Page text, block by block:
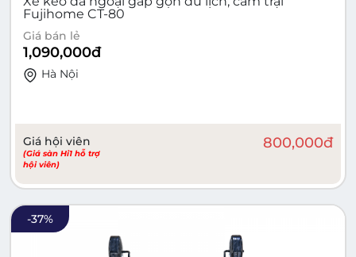
Fujihome CT-80
Giá bán lẻ
1,090,000đ
Hà Nội
Giá hội viên
(Giá sàn Hi1 hỗ trợ
hội viên)
800,000đ
-37%